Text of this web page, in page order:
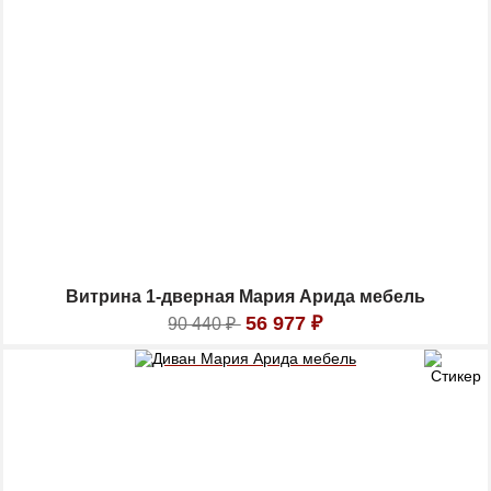
Витрина 1-дверная Мария Арида мебель
90 440₽ 56 977 ₽